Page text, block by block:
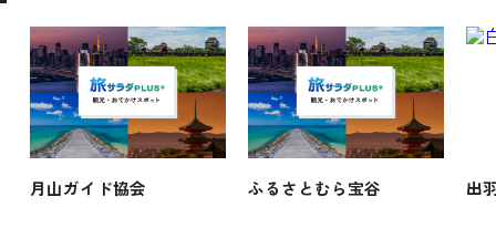
月山ガイド協会 ふるさとむら宝谷 出